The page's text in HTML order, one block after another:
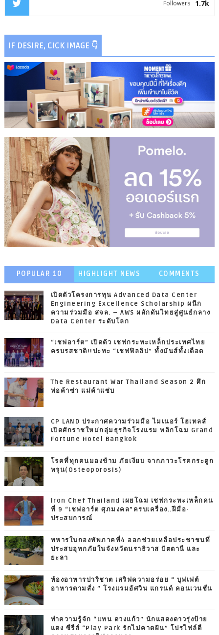
1.7k
Followers
IF DESIRE, CICK IMAGE 👇
POPULAR 10 HIGHLIGHT NEWS COMMENTS
เปิดตัวโครงการทุน Advanced Data Center
Engineering Excellence Scholarship ผนึก
ความร่วมมือ สจล. – AWS ผลักดันไทยสู่ศูนย์กลาง
Data Center ระดับโลก
“เชฟอาร์ต” เปิดตัว เชฟกระทะเหล็กประเทศไทย
ครบรสชาติ!!ปะทะ “เชฟฟิลลิป” ทั้งมันส์ทั้งเดือด
The Restaurant War Thailand Season 2 ศึก
พ่อค้าซ่า แม่ค้าแซ่บ
CP LAND ประกาศความร่วมมือ ไมเนอร์ โฮเทลส์
เปิดศักราชใหม่กลุ่มธุรกิจโรงแรม พลิกโฉม Grand
Fortune Hotel Bangkok
โรคที่ทุกคนมองข้าม ภัยเงียบ จากภาวะโรคกระดูก
พรุน(Osteoporosis)
Iron Chef Thailand เผยโฉม เชฟกระทะเหล็กคน
ที่ 9 “เชฟอาร์ต ศุภมงคล”ครบเครื่อง..ฝีมือ-
ประสบการณ์
ทหารในกองทัพภาคที่4 ออกช่วยเหลือประชาชนที่
ประสบอุทกภัยในจังหวัดนราธิวาส ปัตตานี และ
ยะลา
ห้องอาหารปาริชาต เสริฟความอร่อย “ บุฟเฟต์
อาหารตามสั่ง ” โรงแรมอัศวิน แกรนด์ คอนเวนชั่น
ทำความรู้จัก “แทน ดวงแก้ว” นักแสดงดาวรุ่งป้าย
แดง ซีรีส์ “Play Park รักไม่คาดฝัน” โปรไฟล์ดี